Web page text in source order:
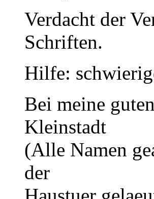
Verdacht der
Schriften.
Hilfe:
Bei meine
Kleinstadt
(Alle Namen
der